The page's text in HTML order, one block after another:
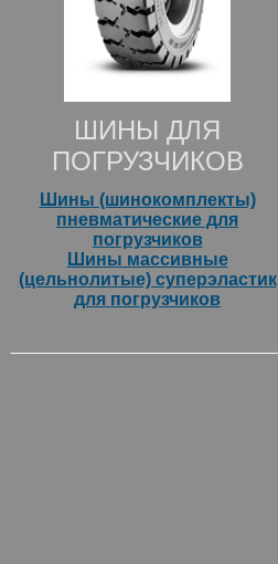
ШИНЫ ДЛЯ
ПОГРУЗЧИКОВ
Шины (шинокомплекты)
пневматические для
погрузчиков
Шины массивные
(цельнолитые) суперэластик
для погрузчиков